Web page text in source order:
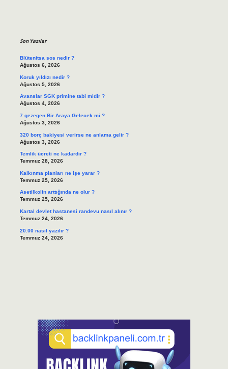
Son Yazılar
Blütenitsa sos nedir ?
Ağustos 6, 2026
Koruk yıldızı nedir ?
Ağustos 5, 2026
Avanslar SGK primine tabi midir ?
Ağustos 4, 2026
7 gezegen Bir Araya Gelecek mi ?
Ağustos 3, 2026
320 borç bakiyesi verirse ne anlama gelir ?
Ağustos 3, 2026
Temlik ücreti ne kadardır ?
Temmuz 28, 2026
Kalkınma planları ne işe yarar ?
Temmuz 25, 2026
Asetilkolin arttığında ne olur ?
Temmuz 25, 2026
Kartal devlet hastanesi randevu nasıl alınır ?
Temmuz 24, 2026
20.00 nasıl yazılır ?
Temmuz 24, 2026